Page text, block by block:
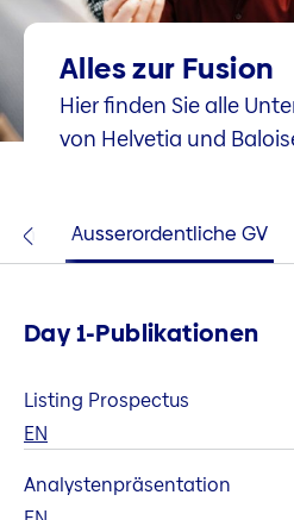
Alles zur Fusion
Hier finden Sie alle
von Helvetia und
Ausserordentliche GV
Day 1-Publikationen
Listing Prospectus
EN
Analystenpräsentation